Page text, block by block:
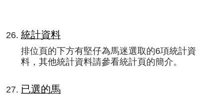
統計資料
排位頁的下方有堅仔為馬迷選取的6項統計資
料，其他統計資料請參看統計頁的簡介。
已選的馬